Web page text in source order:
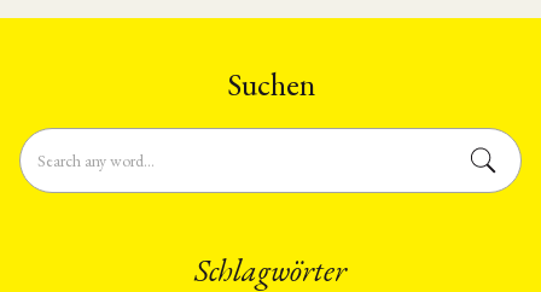
Suchen
Schlagwörter